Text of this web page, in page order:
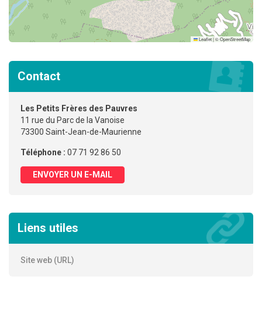
Leaflet|©OpenStreetMap
Contact
Les Petits Frères des Pauvres
11 rue du Parc de la Vanoise
73300 Saint-Jean-de-Maurienne
Téléphone : 07 71 92 86 50
ENVOYER UN E-MAIL
Liens utiles
Site web (URL)